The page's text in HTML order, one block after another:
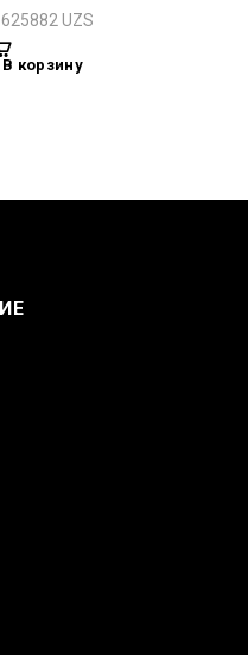
12Gb/s, 7200rpm,
0F48052,
512e/4Kn, CMR, Helium,
UZS
В корзину